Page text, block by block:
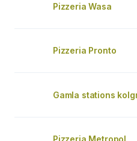
Pizzeria Wasa
Pizzeria Pronto
Gamla stations
Pizzeria Metropol